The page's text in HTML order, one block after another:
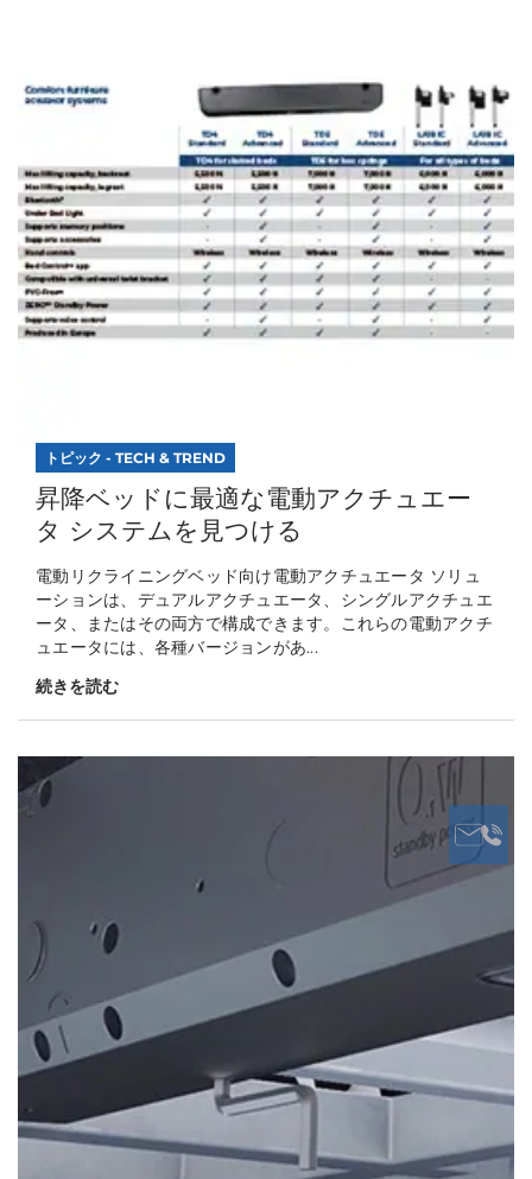
トピック - TECH & TREND
昇降ベッドに最適な電動アクチュエー
タ システムを見つける
電動リクライニングベッド向け電動アクチュエータ ソリュ
ーションは、デュアルアクチュエータ、シングルアクチュエ
ータ、またはその両方で構成できます。これらの電動アクチ
ュエータには、各種バージョンがあ...
続きを読む